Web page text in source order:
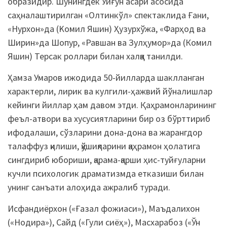
саҳналаштирилган «Олтинкўл» спектаклида Ғани,
«Нурхон»да (Kомил Яшин) Ҳузурхўжа, «Фарҳод ва
Ширин»да Шопур, «Равшан ва Зулҳумор»да (Комил
Яшин) Терсак роллари билан халққа танилди.
Ҳамза Умаров ижодида 50-йилларда шаклланган
характерли, лирик ва кулгили-ҳажвий йўналишлар
кейинги йиллар ҳам давом этди. Қаҳрамонларининг
феъл-атвори ва хусусиятларини бир оз бўрттириб
ифодалаши, сўзларини дона-дона ва жарангдор
талаффуз қилиши, қўшиқларини қаҳрамон ҳолатига
сингдириб юбориши, қарама-қарши ҳис-туйғуларни
кучли психологик драматизмда етказиши билан
унинг санъати алоҳида ажралиб туради.
Исфандиёрхон («Ғазал фожиаси»), Маъдалихон
(«Нодира»), Сайд («Гули сиёҳ»), Масхарабоз («Ўн